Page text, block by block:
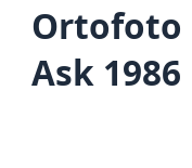
Ortofoto
Ask 1986